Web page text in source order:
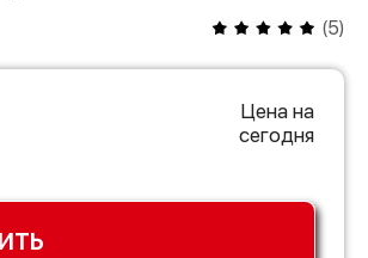
(5)
Цена на
сегодня